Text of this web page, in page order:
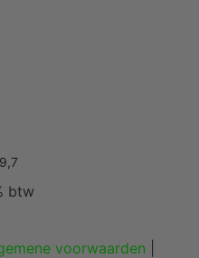
btw
voorwaarden